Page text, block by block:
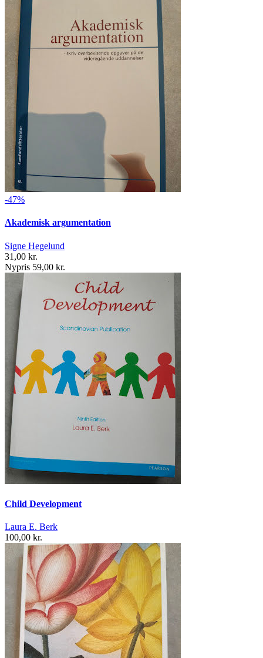
-47%
Akademisk argumentation
Signe Hegelund
31,00 kr.
Nypris 59,00 kr.
Child Development
Laura E. Berk
100,00 kr.